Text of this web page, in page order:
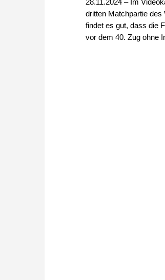
dritten Matchpartie
findet es gut, dass die
vor dem 40. Zug ohne